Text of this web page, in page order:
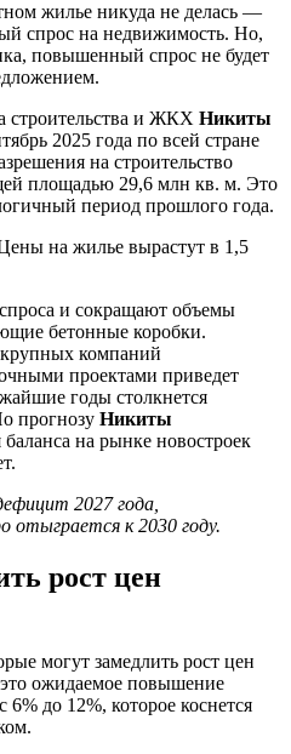
жилье никуда не делась —
спрос на недвижимость. Но,
повышенный спрос не будет
строительства и ЖКХ Никиты
2025 года по всей стране
на строительство
площадью 29,6 млн кв. м. Это
период прошлого года.
и сокращают объемы
бетонные коробки.
компаний
проектами приведет
годы столкнется
прогнозу Никиты
на рынке новостроек
2027 года,
к 2030 году.
рост цен
могут замедлить рост цен
ожидаемое повышение
до 12%, которое коснется